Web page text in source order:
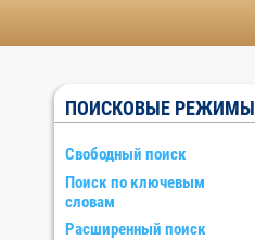
ПОИСКОВЫЕ РЕЖИМЫ
Свободный поиск
Поиск по ключевым
словам
Расширенный поиск